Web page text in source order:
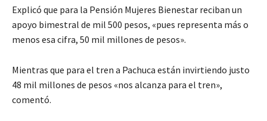
Explicó que para la Pensión Mujeres Bienestar reciban un
apoyo bimestral de mil 500 pesos, «pues representa más o
menos esa cifra, 50 mil millones de pesos».
Mientras que para el tren a Pachuca están invirtiendo justo
48 mil millones de pesos «nos alcanza para el tren»,
comentó.